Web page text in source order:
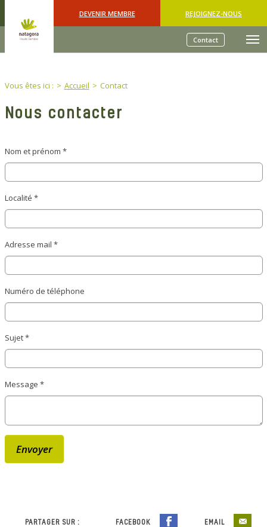
DEVENIR MEMBRE REJOIGNEZ-NOUS
Contact
You are here:
Vous êtes ici : Accueil Contact
Nous contacter
Nom et prénom *
Localité *
Adresse mail *
Numéro de téléphone
Sujet*
Message *
Envoyer
PARTAGER SUR : FACEBOOK EMAIL